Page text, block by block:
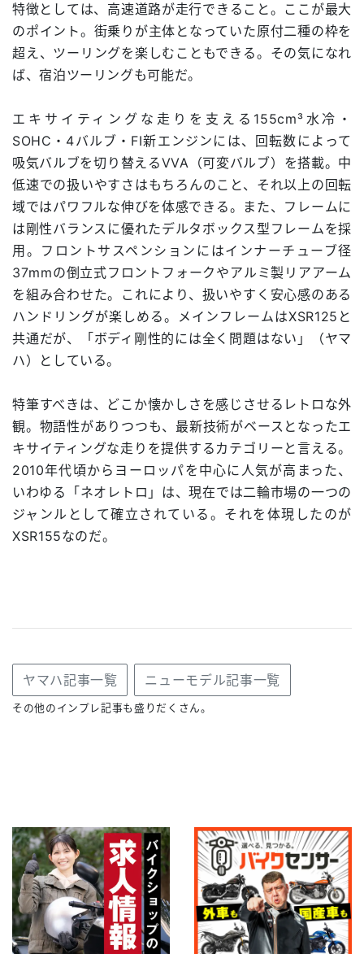
特徴としては、高速道路が走行できること。ここが最大
のポイント。街乗りが主体となっていた原付二種の枠を
超え、ツーリングを楽しむこともできる。その気になれ
ば、宿泊ツーリングも可能だ。
エキサイティングな走りを支える155cm³水冷・
SOHC・4バルブ・FI新エンジンには、回転数によって
吸気バルブを切り替えるVVA（可変バルブ）を搭載。中
低速での扱いやすさはもちろんのこと、それ以上の回転
域ではパワフルな伸びを体感できる。また、フレームに
は剛性バランスに優れたデルタボックス型フレームを採
用。フロントサスペンションにはインナーチューブ径
37mmの倒立式フロントフォークやアルミ製リアアーム
を組み合わせた。これにより、扱いやすく安心感のある
ハンドリングが楽しめる。メインフレームはXSR125と
共通だが、「ボディ剛性的には全く問題はない」（ヤマ
ハ）としている。
特筆すべきは、どこか懐かしさを感じさせるレトロな外
観。物語性がありつつも、最新技術がベースとなったエ
キサイティングな走りを提供するカテゴリーと言える。
2010年代頃からヨーロッパを中心に人気が高まった、
いわゆる「ネオレトロ」は、現在では二輪市場の一つの
ジャンルとして確立されている。それを体現したのが
XSR155なのだ。
ヤマハ記事一覧 ニューモデル記事一覧
その他のインプレ記事も盛りだくさん。